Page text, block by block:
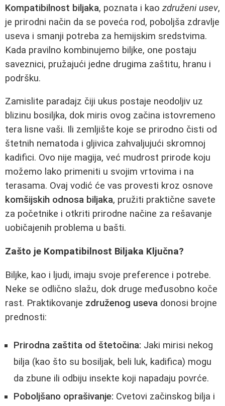
Kompatibilnost biljaka, poznata i kao združeni usev,
je prirodni način da se poveća rod, poboljša zdravlje
useva i smanji potreba za hemijskim sredstvima.
Kada pravilno kombinujemo biljke, one postaju
saveznici, pružajući jedne drugima zaštitu, hranu i
podršku.
Zamislite paradajz čiji ukus postaje neodoljiv uz
blizinu bosiljka, dok miris ovog začina istovremeno
tera lisne vaši. Ili zemljište koje se prirodno čisti od
štetnih nematoda i gljivica zahvaljujući skromnoj
kadifici. Ovo nije magija, već mudrost prirode koju
možemo lako primeniti u svojim vrtovima i na
terasama. Ovaj vodić će vas provesti kroz osnove
komšijskih odnosa biljaka, pružiti praktične savete
za početnike i otkriti prirodne načine za rešavanje
uobičajenih problema u bašti.
Zašto je Kompatibilnost Biljaka Ključna?
Biljke, kao i ljudi, imaju svoje preference i potrebe.
Neke se odlično slažu, dok druge međusobno koče
rast. Praktikovanje združenog useva donosi brojne
prednosti:
Prirodna zaštita od štetočina: Jaki mirisi nekog
bilja (kao što su bosiljak, beli luk, kadifica) mogu
da zbune ili odbiju insekte koji napadaju povrće.
Poboljšano oprašivanje: Cvetovi začinskog bilja i